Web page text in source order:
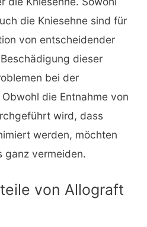
die Kniesehne sind für
von entscheidender
dieser
bei der
die Entnahme von
wird, dass
werden, möchten
ganz vermeiden.
von Allograft